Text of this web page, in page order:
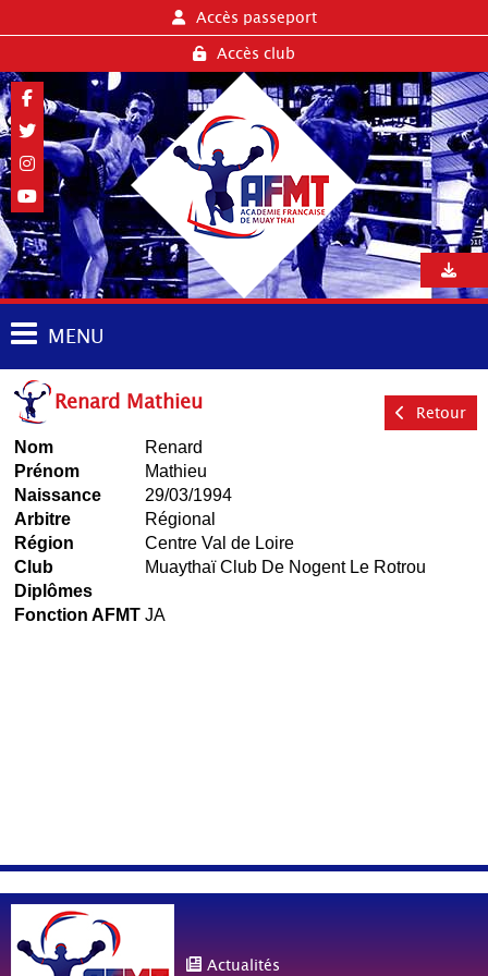
Accès passeport
Accès club
MENU
Renard Mathieu Retour
Nom
Renard
Prénom
Mathieu
Naissance
29/03/1994
Arbitre
Régional
Région
Centre Val de Loire
Club
Muaythaï Club De Nogent Le Rotrou
Diplômes
Fonction AFMT JA
Actualités